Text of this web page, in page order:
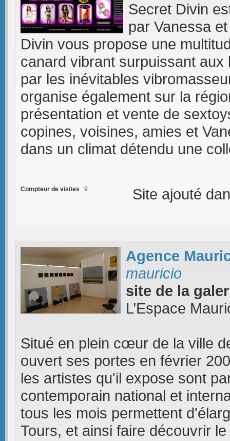
Secret Divin
par Vanessa
Divin vous propose une
canard vibrant surpuissant
par les inévitables
organise également sur la
présentation et vente de
copines, voisines, amies et
dans un climat détendu une
Compteur de visites : 9 Site ajouté
Agence
mauricio
site de la
L’Espace
Situé en plein cœur de la ville
ouvert ses portes en février
les artistes qu'il expose sont
contemporain national et
tous les mois permettent
Tours, et ainsi faire découvrir